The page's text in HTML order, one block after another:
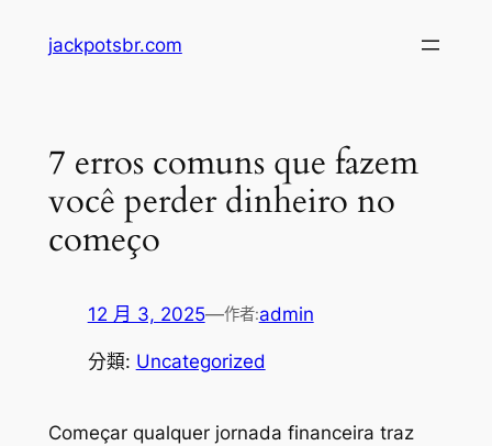
jackpotsbr.com
7 erros comuns que fazem
você perder dinheiro no
começo
12 月 3, 2025—作者:admin
分類: Uncategorized
Começar qualquer jornada financeira traz